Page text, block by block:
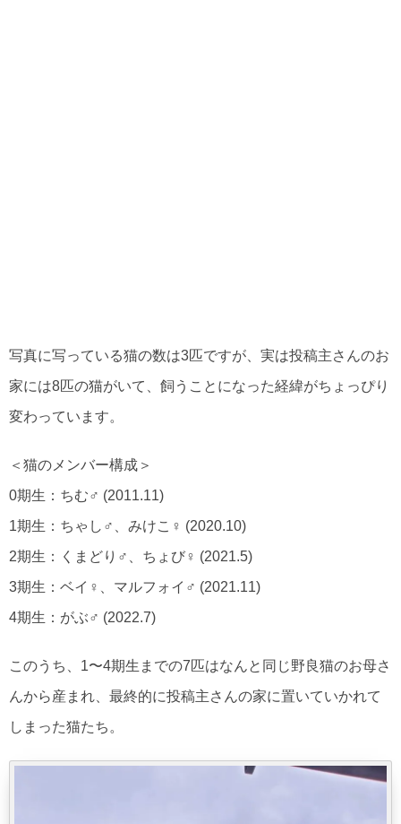
写真に写っている猫の数は3匹ですが、実は投稿主さんのお
家には8匹の猫がいて、飼うことになった経緯がちょっぴり
変わっています。
＜猫のメンバー構成＞
0期生：ちむ♂ (2011.11)
1期生：ちゃし♂、みけこ♀ (2020.10)
2期生：くまどり♂、ちょび♀ (2021.5)
3期生：ベイ♀、マルフォイ♂ (2021.11)
4期生：がぶ♂ (2022.7)
このうち、1〜4期生までの7匹はなんと同じ野良猫のお母さ
んから産まれ、最終的に投稿主さんの家に置いていかれて
しまった猫たち。